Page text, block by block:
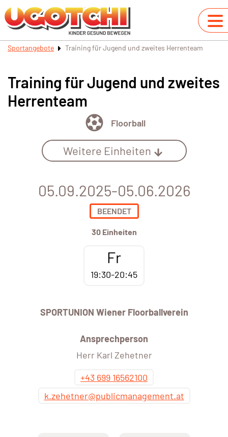
Sportangebote Training für Jugend und zweites Herrenteam
Training für Jugend und zweites
Herrenteam
Floorball
Weitere Einheiten
05.09.2025-05.06.2026
BEENDET
30 Einheiten
Fr
19:30-20:45
SPORTUNION Wiener Floorballverein
Ansprechperson
Herr Karl Zehetner
+43 699 16562100
k.zehetner@publicmanagement.at